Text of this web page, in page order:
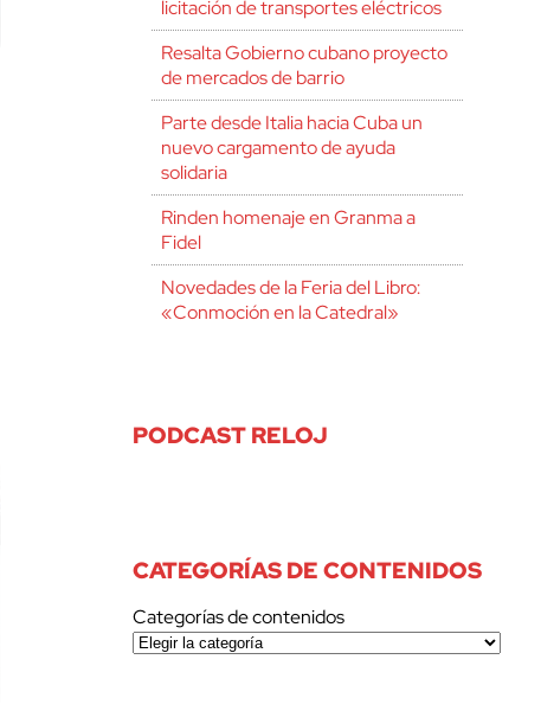
licitación de transportes eléctricos
Resalta Gobierno cubano proyecto
de mercados de barrio
Parte desde Italia hacia Cuba un
nuevo cargamento de ayuda
solidaria
Rinden homenaje en Granma a
Fidel
Novedades de la Feria del Libro:
«Conmoción en la Catedral»
PODCAST RELOJ
CATEGORÍAS DE CONTENIDOS
Categorías de contenidos